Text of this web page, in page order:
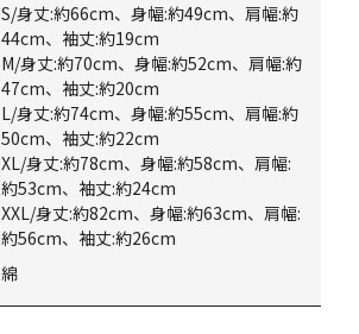
S/身丈:約66cm、身幅:約49cm、肩幅:約
44cm、袖丈:約19cm
M/身丈:約70cm、身幅:約52cm、肩幅:約
47cm、袖丈:約20cm
L/身丈:約74cm、身幅:約55cm、肩幅:約
50cm、袖丈:約22cm
XL/身丈:約78cm、身幅:約58cm、肩幅:
約53cm、袖丈:約24cm
XXL/身丈:約82cm、身幅:約63cm、肩幅:
約56cm、袖丈:約26cm
綿